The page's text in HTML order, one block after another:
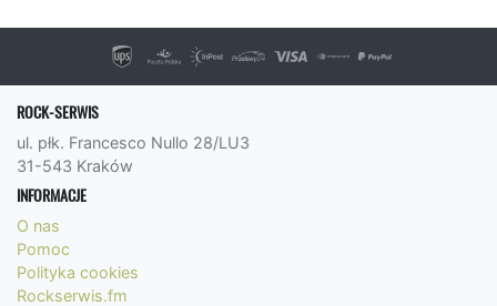
ROCK-SERWIS
ul. płk. Francesco Nullo 28/LU3
31-543 Kraków
INFORMACJE
O nas
Pomoc
Polityka cookies
Rockserwis.fm